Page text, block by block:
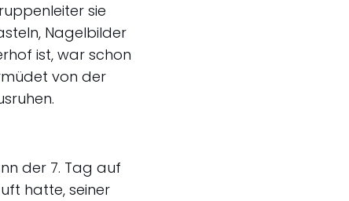
sie
Nagelbilder
ist, war schon
von der
der 7. Tag auf
hatte, seiner